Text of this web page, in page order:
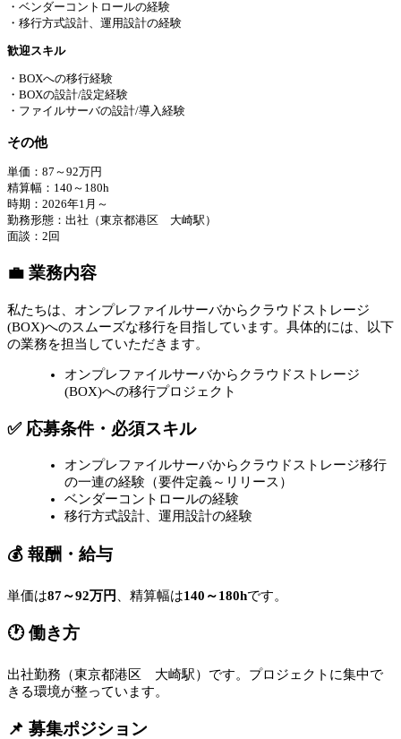
・ベンダーコントロールの経験
・移行方式設計、運用設計の経験
歓迎スキル
・BOXへの移行経験
・BOXの設計/設定経験
・ファイルサーバの設計/導入経験
その他
単価：87～92万円
精算幅：140～180h
時期：2026年1月～
勤務形態：出社（東京都港区 大崎駅）
⾯談：2回
💼 業務内容
私たちは、オンプレファイルサーバからクラウドストレージ
(BOX)へのスムーズな移行を目指しています。具体的には、以下
の業務を担当していただきます。
オンプレファイルサーバからクラウドストレージ
(BOX)への移行プロジェクト
✅ 応募条件・必須スキル
オンプレファイルサーバからクラウドストレージ移行
の一連の経験（要件定義～リリース）
ベンダーコントロールの経験
移行方式設計、運用設計の経験
💰 報酬・給与
単価は87～92万円 、精算幅は140～180hです。
🕐 働き方
出社勤務（東京都港区 大崎駅）です。プロジェクトに集中で
きる環境が整っています。
📌 募集ポジション